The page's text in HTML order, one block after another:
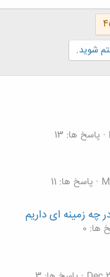
توپ ها کمی از بقيه سبک
احساس کنيد اما
شان می شويد. چطور
شوید.
پاسخ ها: 13
پاسخ ها: 11
زمینه ای داریم
ها: 0